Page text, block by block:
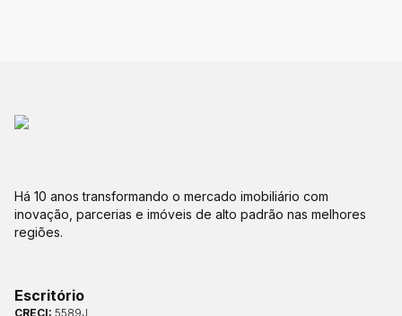
Há 10 anos transformando o mercado imobiliário com
inovação, parcerias e imóveis de alto padrão nas melhores
regiões.
Escritório
CRECI: 5589J